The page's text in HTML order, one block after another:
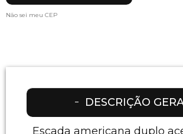
Não sei meu CEP
DESCRIÇÃO
Escada americana duplo